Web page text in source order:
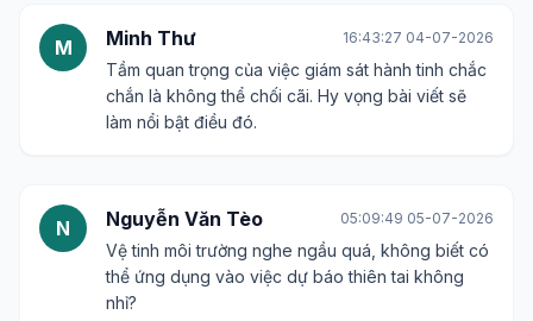
M Minh Thư 16:43:27 04-07-2026
Tầm quan trọng của việc giám sát hành tinh chắc
chắn là không thể chối cãi. Hy vọng bài viết sẽ
làm nổi bật điều đó.
N Nguyễn Văn Tèo 05:09:49 05-07-2026
Vệ tinh môi trường nghe ngầu quá, không biết có
thể ứng dụng vào việc dự báo thiên tai không
nhỉ?